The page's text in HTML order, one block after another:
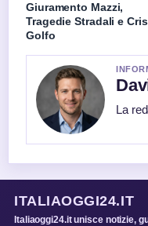
Giuramento Mazzi,
Tragedie Stradali e
Golfo
La
ITALIAOGGI24.IT
Italiaoggi24.it unisce notizie,